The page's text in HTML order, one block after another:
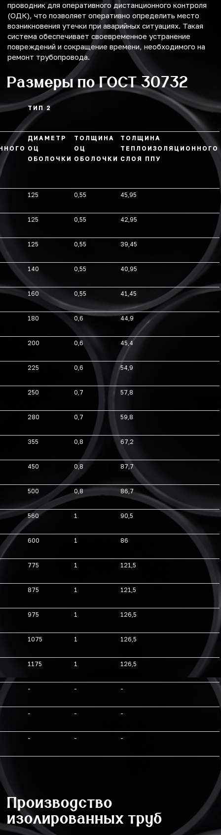
проводник для оперативного дистанционного контроля
(ОДК), что позволяет оперативно определить место
возникновения утечки при аварийных ситуациях. Такая
система обеспечивает своевременное устранение
повреждений и сокращение времени, необходимого на
ремонт трубопровода.
Размеры по ГОСТ 30732
ТИП 2
ДИАМЕТР
ОЦ
ОБОЛОЧКИ
ТОЛЩИНА
ОЦ
ОБОЛОЧКИ
ТОЛЩИНА
ТЕПЛОИЗОЛЯЦИОННОГО
СЛОЯ ППУ
125 0,55 45,95
125 0,55 42,95
125 0,55 39,45
140 0,55 40,95
160 0,55 41,45
180 0,6 44,9
200 0,6 45,4
225 0,6 54,9
250 0,7 57,8
280 0,7 59,8
355 0,8 67,2
450 0,8 87,7
500 0,8 86,7
560 1 90,5
600 1 86
775 1 121,5
875 1 121,5
975 1 126,5
1075 1 126,5
1175 1 126,5
- - -
- - -
- - -
Производство
изолированных труб